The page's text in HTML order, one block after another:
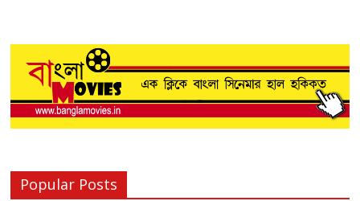
Popular Posts